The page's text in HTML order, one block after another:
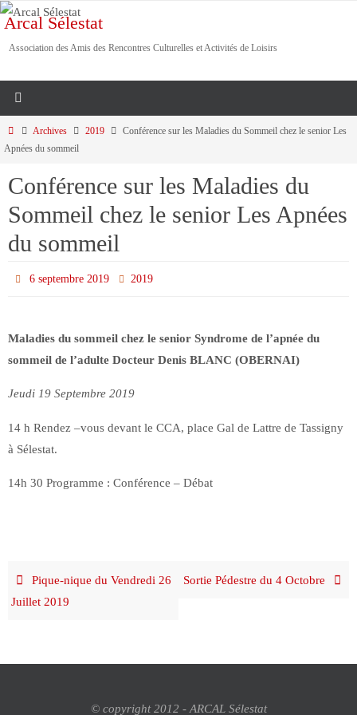
Passer
vers
Arcal Sélestat
Association des Amis des Rencontres Culturelles et Activités de Loisirs
HomeArchives 2019
Conférence sur les Maladies du Sommeil chez le senior Les
Apnées du sommeil
Conférence sur les Maladies du
Sommeil chez le senior Les Apnées
du sommeil
6 septembre 2019 2019
Maladies du sommeil chez le senior Syndrome de l’apnée du
sommeil de l’adulte Docteur Denis BLANC (OBERNAI)
Jeudi 19 Septembre 2019
14 h Rendez –vous devant le CCA, place Gal de Lattre de Tassigny
à Sélestat.
14h 30 Programme : Conférence – Débat
Pique-nique du Vendredi 26
Juillet 2019
Sortie Pédestre du 4 Octobre
© copyright 2012 - ARCAL Sélestat